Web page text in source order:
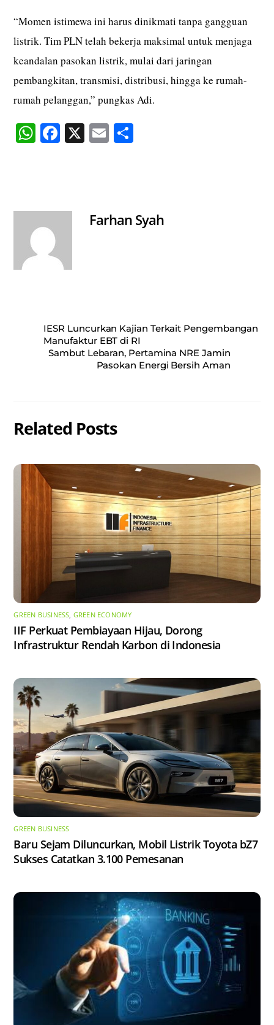
“Momen istimewa ini harus dinikmati tanpa gangguan
listrik. Tim PLN telah bekerja maksimal untuk menjaga
keandalan pasokan listrik, mulai dari jaringan
pembangkitan, transmisi, distribusi, hingga ke rumah-
rumah pelanggan,” pungkas Adi.
W
pp
Fa X E
Farhan Syah
IESR Luncurkan Kajian Terkait Pengembangan
Manufaktur EBT di RI
Sambut Lebaran, Pertamina NRE Jamin
Pasokan Energi Bersih Aman
Related Posts
GREEN BUSINESS, GREEN ECONOMY
IIF Perkuat Pembiayaan Hijau, Dorong
Infrastruktur Rendah Karbon di Indonesia
GREEN BUSINESS
Baru Sejam Diluncurkan, Mobil Listrik Toyota bZ7
Sukses Catatkan 3.100 Pemesanan